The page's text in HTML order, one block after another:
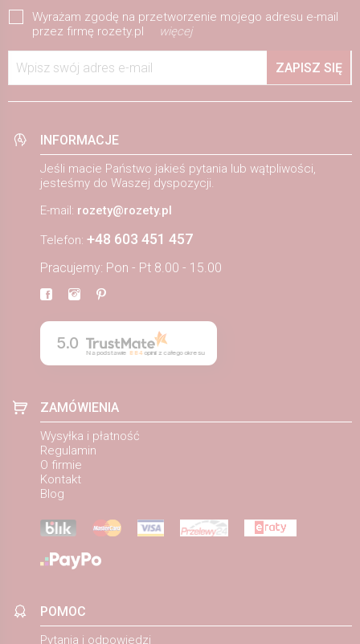
Wyrażam zgodę na przetworzenie mojego adresu e-mail
przez firmę rozety.pl
więcej
Wpisz swój adres e-mail ZAPISZ SIĘ
INFORMACJE
Jeśli macie Państwo jakieś pytania lub wątpliwości,
jesteśmy do Waszej dyspozycji.
E-mail: rozety@rozety.pl
Telefon: +48 603 451 457
Pracujemy: Pon - Pt 8.00 - 15.00
5.0
Na podstawie 884opinii z całego okresu
ZAMÓWIENIA
Wysyłka i płatność
Regulamin
O firmie
Kontakt
Blog
POMOC
Pytania i odpowiedzi